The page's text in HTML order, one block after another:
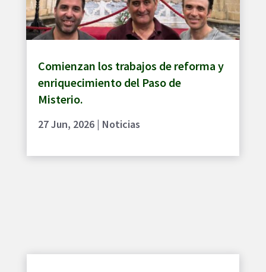
Comienzan los trabajos de reforma y
enriquecimiento del Paso de
Misterio.
27 Jun, 2026| Noticias